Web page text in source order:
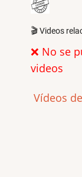
🎬 Videos
❌ No se
videos
Vídeos